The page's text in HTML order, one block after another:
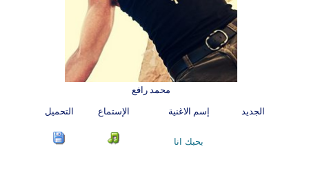
محمد رافع
الجديد إسم الاغنية الإستماع التحميل
بحبك انا